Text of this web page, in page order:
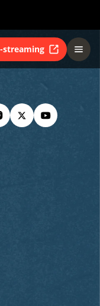
streaming